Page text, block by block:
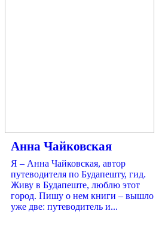
Анна Чайковская
Я – Анна Чайковская, автор
путеводителя по Будапешту, гид.
Живу в Будапеште, люблю этот
город. Пишу о нем книги – вышло
уже две: путеводитель и...